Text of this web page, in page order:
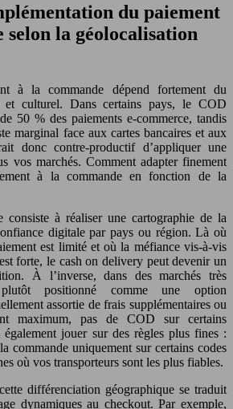
du paiement
selon la géolocalisation
à la commande dépend fortement du
et culturel. Dans certains pays, le COD
50 % des paiements e-commerce, tandis
marginal face aux cartes bancaires et aux
donc contre-productif d’appliquer une
vos marchés. Comment adapter finement
à la commande en fonction de la
consiste à réaliser une cartographie de la
digitale par pays ou région. Là où
est limité et où la méfiance vis-à-vis
forte, le cash on delivery peut devenir un
À l’inverse, dans des marchés très
positionné comme une option
assortie de frais supplémentaires ou
maximum, pas de COD sur certains
jouer sur des règles plus fines :
commande uniquement sur certains codes
où vos transporteurs sont les plus fiables.
différenciation géographique se traduit
dynamiques au checkout. Par exemple,